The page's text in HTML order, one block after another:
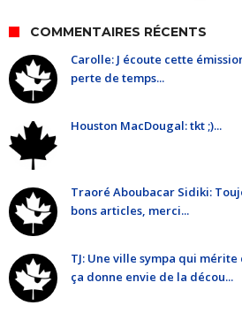
COMMENTAIRES RÉCENTS
Carolle: J écoute cette
perte de temps...
Houston MacDougal: tkt ;)...
Traoré Aboubacar Sidiki:
bons articles, merci...
TJ: Une ville sympa qui
ça donne envie de la décou...